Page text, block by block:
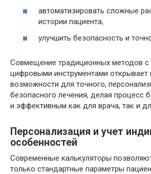
автоматизировать сложные
истории пациента,
улучшить безопасность и
Совмещение традиционных методов
цифровыми инструментами открывает
возможности для точного,
безопасного лечения, делая процесс
и эффективным как для врача, так и
Персонализация и учет
особенностей
Современные калькуляторы
только стандартные параметры